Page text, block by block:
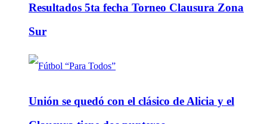
Resultados 5ta fecha Torneo Clausura Zona
Sur
Unión se quedó con el clásico de Alicia y el